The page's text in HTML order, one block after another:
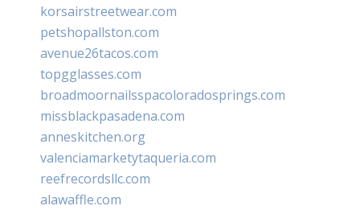
korsairstreetwear.com
petshopallston.com
avenue26tacos.com
topgglasses.com
broadmoornailsspacoloradosprings.com
missblackpasadena.com
anneskitchen.org
valenciamarketytaqueria.com
reefrecordsllc.com
alawaffle.com